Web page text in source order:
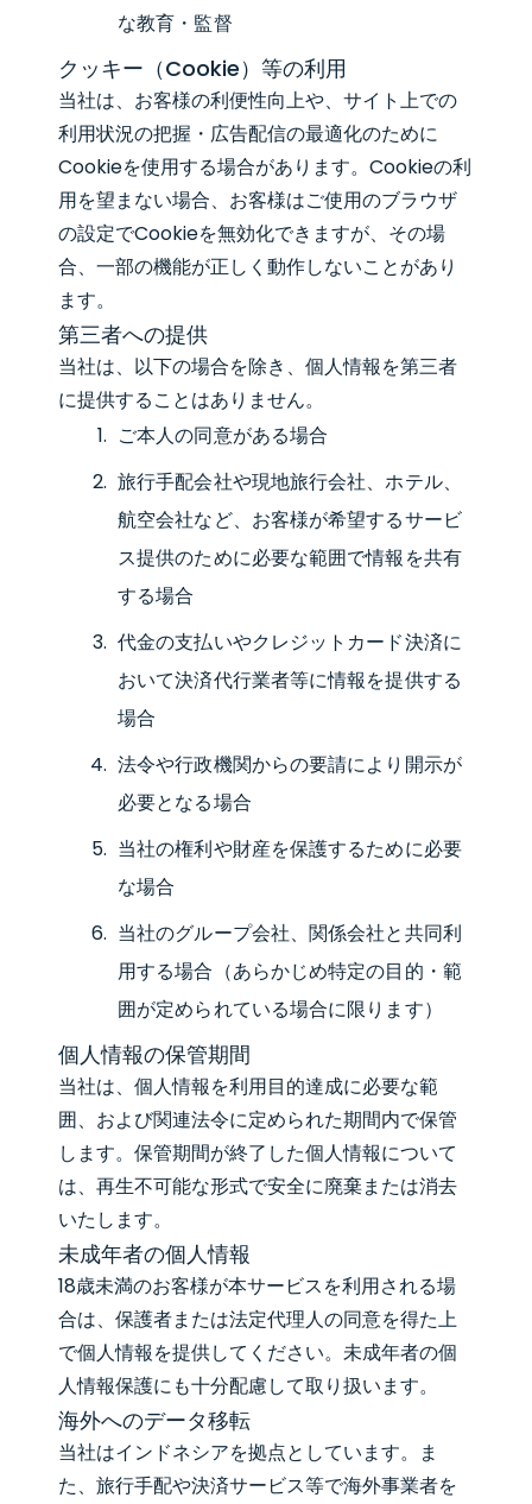
な教育・監督
クッキー（Cookie）等の利用
当社は、お客様の利便性向上や、サイト上での
利用状況の把握・広告配信の最適化のために
Cookieを使用する場合があります。Cookieの利
用を望まない場合、お客様はご使用のブラウザ
の設定でCookieを無効化できますが、その場
合、一部の機能が正しく動作しないことがあり
ます。
第三者への提供
当社は、以下の場合を除き、個人情報を第三者
に提供することはありません。
ご本人の同意がある場合
旅行手配会社や現地旅行会社、ホテル、
航空会社など、お客様が希望するサービ
ス提供のために必要な範囲で情報を共有
する場合
代金の支払いやクレジットカード決済に
おいて決済代行業者等に情報を提供する
場合
法令や行政機関からの要請により開示が
必要となる場合
当社の権利や財産を保護するために必要
な場合
当社のグループ会社、関係会社と共同利
用する場合（あらかじめ特定の目的・範
囲が定められている場合に限ります）
個人情報の保管期間
当社は、個人情報を利用目的達成に必要な範
囲、および関連法令に定められた期間内で保管
します。保管期間が終了した個人情報について
は、再生不可能な形式で安全に廃棄または消去
いたします。
未成年者の個人情報
18歳未満のお客様が本サービスを利用される場
合は、保護者または法定代理人の同意を得た上
で個人情報を提供してください。未成年者の個
人情報保護にも十分配慮して取り扱います。
海外へのデータ移転
当社はインドネシアを拠点としています。ま
た、旅行手配や決済サービス等で海外事業者を